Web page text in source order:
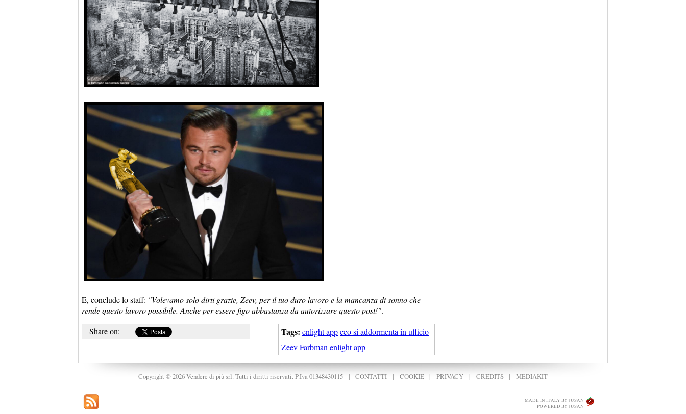
E, conclude lo staff: "Volevamo solo dirti grazie, Zeev, per il tuo duro lavoro e la mancanza di sonno che
rende questo lavoro possibile. Anche per essere figo abbastanza da autorizzare questo post!".
Tags: enlight appceo si addormenta in ufficio
Zeev Farbman enlight app
Share on:
Copyright © 2026 Vendere di più srl. Tutti i diritti riservati. P.Iva 01348430115 |CONTATTI | COOKIE|PRIVACY | CREDITS| MEDIAKIT
MADE IN ITALY BY JUSAN
POWERED BY JUSAN